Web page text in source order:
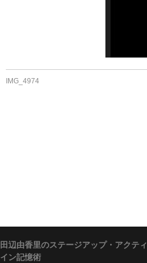
IMG_4974
田辺由香里のステージアップ・アクテ
イン記憶術